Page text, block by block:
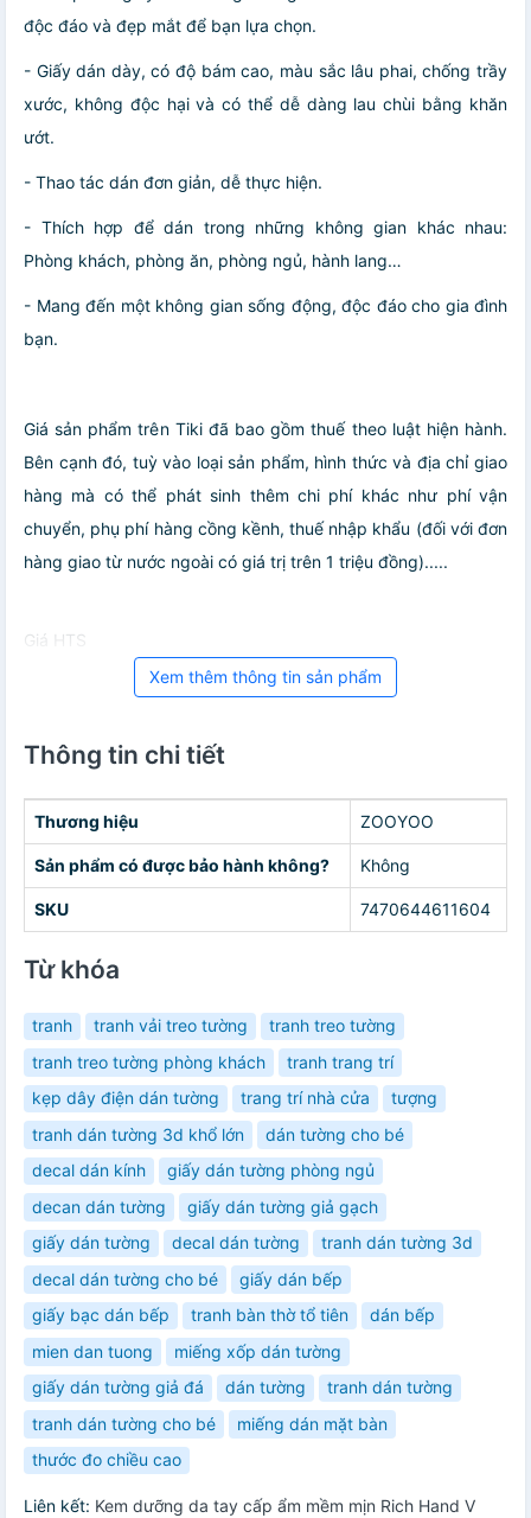
độc đáo và đẹp mắt để bạn lựa chọn.
- Giấy dán dày, có độ bám cao, màu sắc lâu phai, chống trầy
xước, không độc hại và có thể dễ dàng lau chùi bằng khăn
ướt.
- Thao tác dán đơn giản, dễ thực hiện.
- Thích hợp để dán trong những không gian khác nhau:
Phòng khách, phòng ăn, phòng ngủ, hành lang…
- Mang đến một không gian sống động, độc đáo cho gia đình
bạn.
Giá sản phẩm trên Tiki đã bao gồm thuế theo luật hiện hành.
Bên cạnh đó, tuỳ vào loại sản phẩm, hình thức và địa chỉ giao
hàng mà có thể phát sinh thêm chi phí khác như phí vận
chuyển, phụ phí hàng cồng kềnh, thuế nhập khẩu (đối với đơn
hàng giao từ nước ngoài có giá trị trên 1 triệu đồng).....
Giá HTS
Xem thêm thông tin sản phẩm
Thông tin chi tiết
Thương hiệu ZOOYOO
Sản phẩm có được bảo hành không? Không
SKU 7470644611604
Từ khóa
tranh tranh vải treo tường
tranh treo tường
tranh treo tường phòng khách
tranh trang trí
kẹp dây điện dán tường
trang trí nhà cửa
tượng
tranh dán tường 3d khổ lớn
dán tường cho bé
decal dán kính
giấy dán tường phòng ngủ
decan dán tường
giấy dán tường giả gạch
giấy dán tường
decal dán tường
tranh dán tường 3d
decal dán tường cho bé
giấy dán bếp
giấy bạc dán bếp
tranh bàn thờ tổ tiên
dán bếp
mien dan tuong
miếng xốp dán tường
giấy dán tường giả đá
dán tường
tranh dán tường
tranh dán tường cho bé
miếng dán mặt bàn
thước đo chiều cao
Liên kết: Kem dưỡng da tay cấp ẩm mềm mịn Rich Hand V